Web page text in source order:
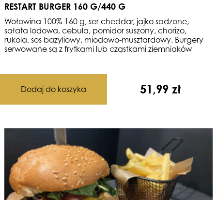
RESTART BURGER 160 G/440 G
Wołowina 100%-160 g, ser cheddar, jajko sadzone,
sałata lodowa, cebula, pomidor suszony, chorizo,
rukola, sos bazyliowy, miodowo-musztardowy. Burgery
serwowane są z frytkami lub cząstkami ziemniaków
51,99 zł
Dodaj do koszyka